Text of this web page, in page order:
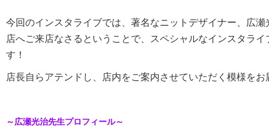
今回のインスタライブでは、著名なニットデザイナー、広
店へご来店なさるということで、スペシャルなインスタラ
す！
店長自らアテンドし、店内をご案内させていただく模様をお
～広瀬光治先生プロフィール～